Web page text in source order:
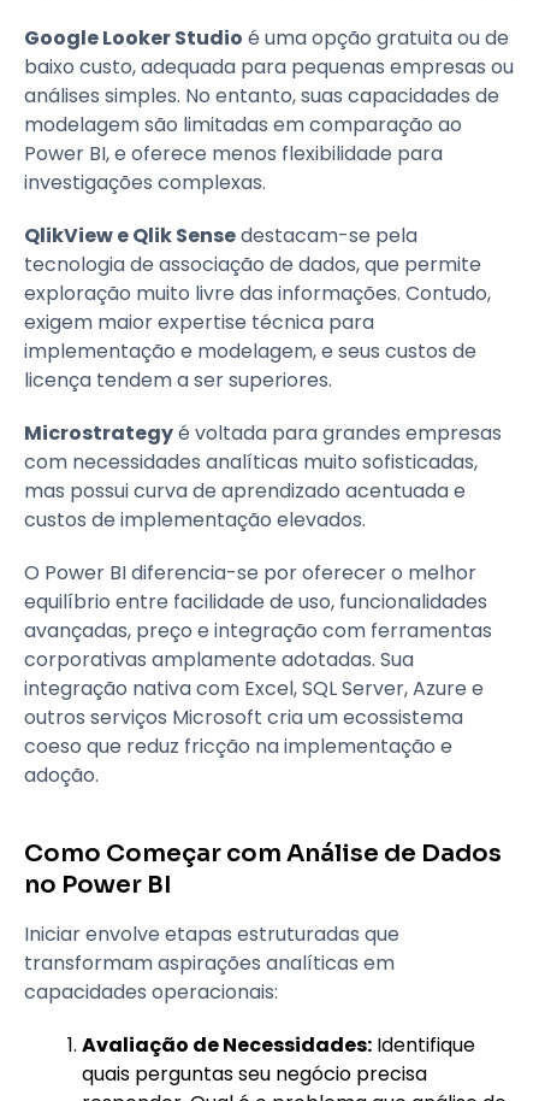
Google Looker Studio é uma opção gratuita ou de
baixo custo, adequada para pequenas empresas ou
análises simples. No entanto, suas capacidades de
modelagem são limitadas em comparação ao
Power BI, e oferece menos flexibilidade para
investigações complexas.
QlikView e Qlik Sensedestacam-se pela
tecnologia de associação de dados, que permite
exploração muito livre das informações. Contudo,
exigem maior expertise técnica para
implementação e modelagem, e seus custos de
licença tendem a ser superiores.
Microstrategyé voltada para grandes empresas
com necessidades analíticas muito sofisticadas,
mas possui curva de aprendizado acentuada e
custos de implementação elevados.
O Power BI diferencia-se por oferecer o melhor
equilíbrio entre facilidade de uso, funcionalidades
avançadas, preço e integração com ferramentas
corporativas amplamente adotadas. Sua
integração nativa com Excel, SQL Server, Azure e
outros serviços Microsoft cria um ecossistema
coeso que reduz fricção na implementação e
adoção.
Como Começar com Análise de Dados
no Power BI
Iniciar envolve etapas estruturadas que
transformam aspirações analíticas em
capacidades operacionais:
Avaliação de Necessidades: Identifique
quais perguntas seu negócio precisa